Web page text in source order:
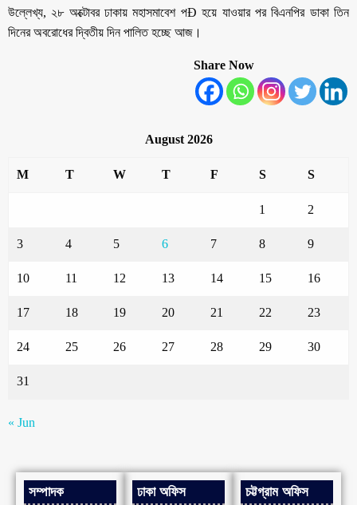
উল্লেখ্য, ২৮ অক্টোবর ঢাকায় মহাসমাবেশ পÐ হয়ে যাওয়ার পর বিএনপির ডাকা তিন
দিনের অবরোধের দ্বিতীয় দিন পালিত হচ্ছে আজ।
Share Now
August 2026
M T W T F S S
1 2
3 4 5 6 7 8 9
10 11 12 13 14 15 16
17 18 19 20 21 22 23
24 25 26 27 28 29 30
31
« Jun
সম্পাদক ঢাকা অফিস চট্টগ্রাম অফিস